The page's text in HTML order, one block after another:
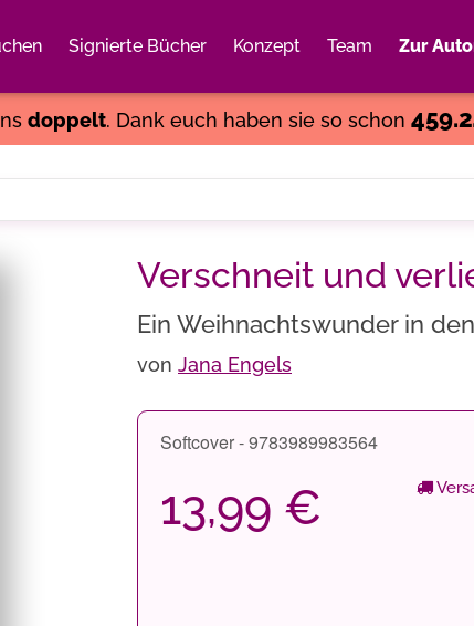
Signierte Bücher Konzept Team Zur
doppelt. Dank euch haben sie so schon
Verschneit und
Ein Weihnachtswunder in
von Jana Engels
Softcover - 9783989983564
13,99 €